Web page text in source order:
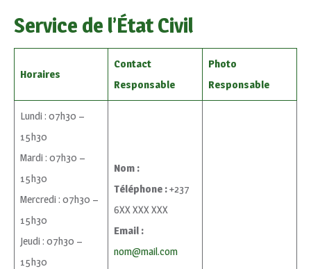
Service de l’État Civil
Horaires
Contact
Responsable
Photo
Responsable
Lundi : 07h30 –
15h30
Mardi : 07h30 –
15h30
Mercredi : 07h30 –
15h30
Jeudi : 07h30 –
15h30
Nom :
Téléphone :+237
6XX XXX XXX
Email :
nom@mail.com